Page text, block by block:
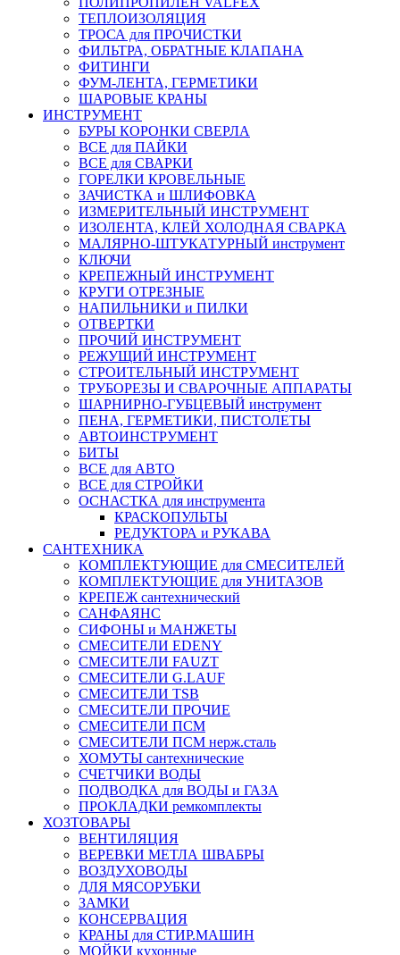
ТЕПЛОИЗОЛЯЦИЯ
ТРОСА для ПРОЧИСТКИ
ФИЛЬТРА, ОБРАТНЫЕ КЛАПАНА
ФИТИНГИ
ФУМ-ЛЕНТА, ГЕРМЕТИКИ
ШАРОВЫЕ КРАНЫ
ИНСТРУМЕНТ
БУРЫ КОРОНКИ СВЕРЛА
ВСЕ для ПАЙКИ
ВСЕ для СВАРКИ
ГОРЕЛКИ КРОВЕЛЬНЫЕ
ЗАЧИСТКА и ШЛИФОВКА
ИЗМЕРИТЕЛЬНЫЙ ИНСТРУМЕНТ
ИЗОЛЕНТА, КЛЕЙ ХОЛОДНАЯ СВАРКА
МАЛЯРНО-ШТУКАТУРНЫЙ инструмент
КЛЮЧИ
КРЕПЕЖНЫЙ ИНСТРУМЕНТ
КРУГИ ОТРЕЗНЫЕ
НАПИЛЬНИКИ и ПИЛКИ
ОТВЕРТКИ
ПРОЧИЙ ИНСТРУМЕНТ
РЕЖУЩИЙ ИНСТРУМЕНТ
СТРОИТЕЛЬНЫЙ ИНСТРУМЕНТ
ТРУБОРЕЗЫ И СВАРОЧНЫЕ АППАРАТЫ
ШАРНИРНО-ГУБЦЕВЫЙ инструмент
ПЕНА, ГЕРМЕТИКИ, ПИСТОЛЕТЫ
АВТОИНСТРУМЕНТ
БИТЫ
ВСЕ для АВТО
ВСЕ для СТРОЙКИ
ОСНАСТКА для инструмента
КРАСКОПУЛЬТЫ
РЕДУКТОРА и РУКАВА
САНТЕХНИКА
КОМПЛЕКТУЮЩИЕ для СМЕСИТЕЛЕЙ
КОМПЛЕКТУЮЩИЕ для УНИТАЗОВ
КРЕПЕЖ сантехнический
САНФАЯНС
СИФОНЫ и МАНЖЕТЫ
СМЕСИТЕЛИ EDENY
СМЕСИТЕЛИ FAUZT
СМЕСИТЕЛИ G.LAUF
СМЕСИТЕЛИ TSB
СМЕСИТЕЛИ ПРОЧИЕ
СМЕСИТЕЛИ ПСМ
СМЕСИТЕЛИ ПСМ нерж.сталь
ХОМУТЫ сантехнические
СЧЕТЧИКИ ВОДЫ
ПОДВОДКА для ВОДЫ и ГАЗА
ПРОКЛАДКИ ремкомплекты
ХОЗТОВАРЫ
ВЕНТИЛЯЦИЯ
ВЕРЕВКИ МЕТЛА ШВАБРЫ
ВОЗДУХОВОДЫ
ДЛЯ МЯСОРУБКИ
ЗАМКИ
КОНСЕРВАЦИЯ
КРАНЫ для СТИР.МАШИН
МОЙКИ кухонные